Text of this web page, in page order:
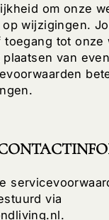
om onze
wijzigingen.
toegang tot onze
van
via